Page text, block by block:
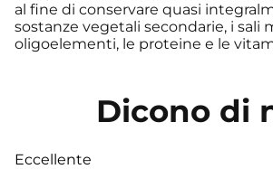
al fine di conservare quasi
sostanze vegetali secondarie, i sali
oligoelementi, le proteine e le
Dicono di
Eccellente